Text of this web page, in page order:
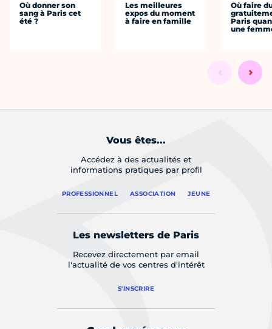
Où donner son
sang à Paris cet
été ?
Les meilleures
expos du moment
à faire en famille
Où faire
Paris
une
Vous êtes...
Accédez à des actualités et
informations pratiques par profil
PROFESSIONNEL ASSOCIATION JEUNE
Les newsletters de Paris
Recevez directement par email
l'actualité de vos centres d'intérêt
S'INSCRIRE